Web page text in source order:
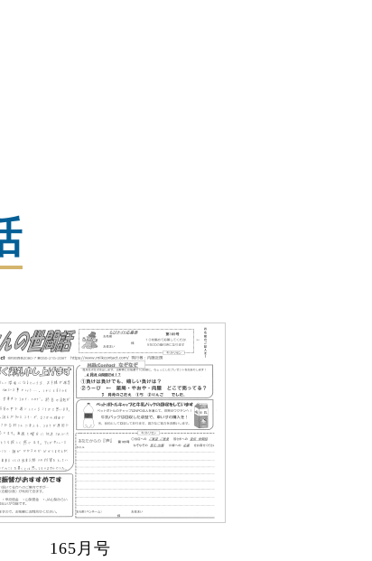
165月号